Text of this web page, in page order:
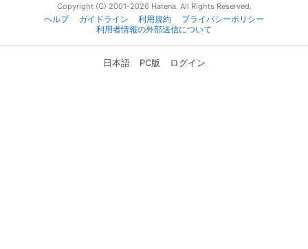
Copyright (C) 2001-2026 Hatena. All Rights Reserved.
ヘルプ
ガイドライン 利用規約
プライバシーポリシー
利用者情報の外部送信について
日本語 PC版 ログイン